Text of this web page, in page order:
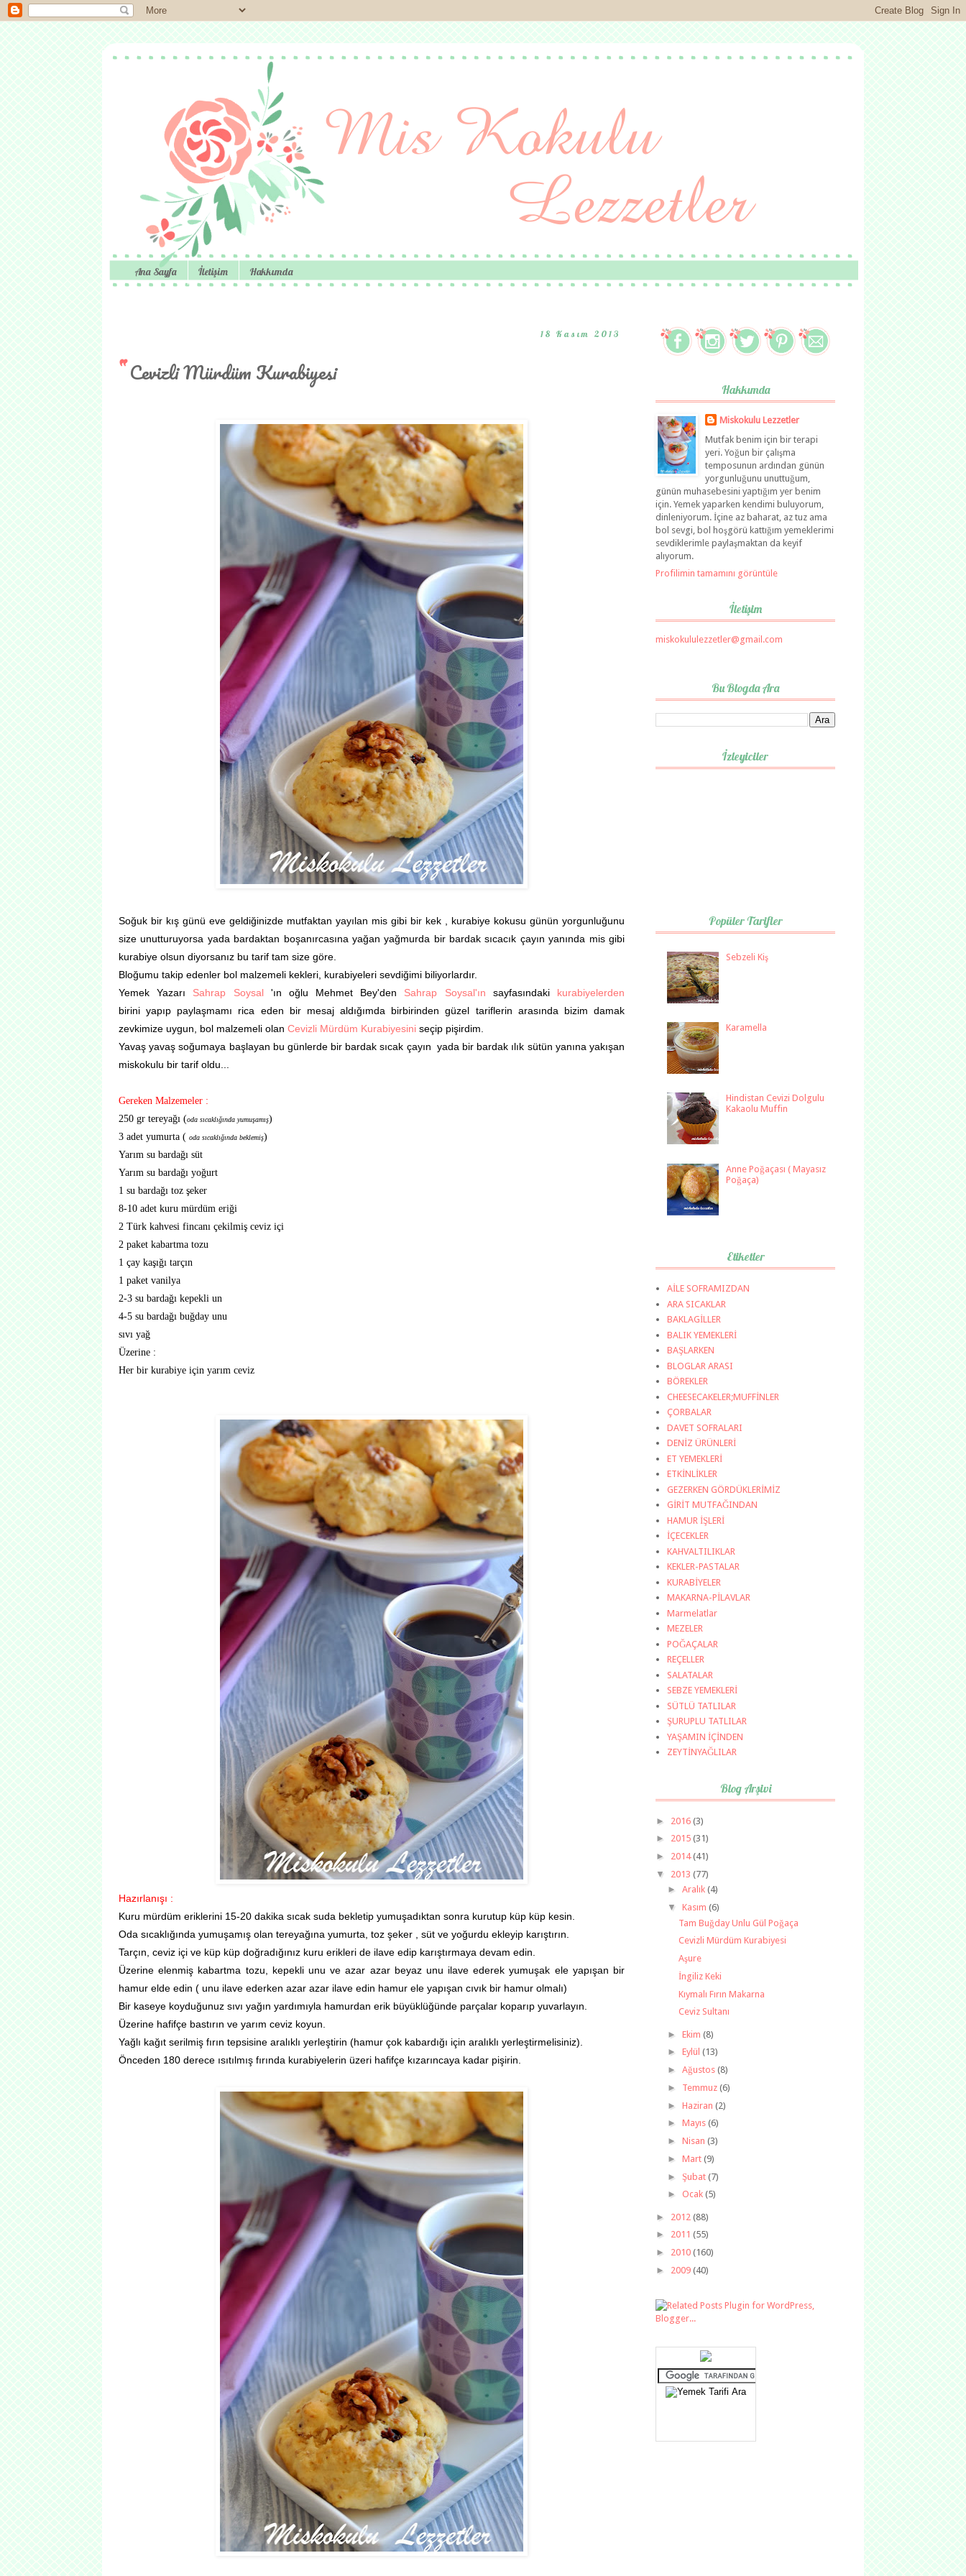
Ana Sayfa İletişim Hakkımda
18 Kasım 2013
Cevizli Mürdüm Kurabiyesi
Soğuk bir kış günü eve geldiğinizde mutfaktan yayılan mis gibi bir kek , kurabiye kokusu günün yorgunluğunu
size unutturuyorsa yada bardaktan boşanırcasına yağan yağmurda bir bardak sıcacık çayın yanında mis gibi
kurabiye olsun diyorsanız bu tarif tam size göre.
Bloğumu takip edenler bol malzemeli kekleri, kurabiyeleri sevdiğimi biliyorlardır.
Yemek Yazarı Sahrap Soysal'ın oğlu Mehmet Bey'den Sahrap Soysal'ın sayfasındaki kurabiyelerden
birini yapıp paylaşmamı rica eden bir mesaj aldığımda birbirinden güzel tariflerin arasında bizim damak
zevkimize uygun, bol malzemeli olan Cevizli Mürdüm Kurabiyesini seçip pişirdim.
Yavaş yavaş soğumaya başlayan bu günlerde bir bardak sıcak çayın yada bir bardak ılık sütün yanına yakışan
miskokulu bir tarif oldu...
Gereken Malzemeler :
250 gr tereyağı (oda sıcaklığında yumuşamış)
3 adet yumurta ( oda sıcaklığında beklemiş)
Yarım su bardağı süt
Yarım su bardağı yoğurt
1 su bardağı toz şeker
8-10 adet kuru mürdüm eriği
2 Türk kahvesi fincanı çekilmiş ceviz içi
2 paket kabartma tozu
1 çay kaşığı tarçın
1 paket vanilya
2-3 su bardağı kepekli un
4-5 su bardağı buğday unu
sıvı yağ
Üzerine :
Her bir kurabiye için yarım ceviz
Hazırlanışı :
Kuru mürdüm eriklerini 15-20 dakika sıcak suda bekletip yumuşadıktan sonra kurutup küp küp kesin.
Oda sıcaklığında yumuşamış olan tereyağına yumurta, toz şeker , süt ve yoğurdu ekleyip karıştırın.
Tarçın, ceviz içi ve küp küp doğradığınız kuru erikleri de ilave edip karıştırmaya devam edin.
Üzerine elenmiş kabartma tozu, kepekli unu ve azar azar beyaz unu ilave ederek yumuşak ele yapışan bir
hamur elde edin ( unu ilave ederken azar azar ilave edin hamur ele yapışan cıvık bir hamur olmalı)
Bir kaseye koyduğunuz sıvı yağın yardımıyla hamurdan erik büyüklüğünde parçalar koparıp yuvarlayın.
Üzerine hafifçe bastırın ve yarım ceviz koyun.
Yağlı kağıt serilmiş fırın tepsisine aralıklı yerleştirin (hamur çok kabardığı için aralıklı yerleştirmelisiniz).
Önceden 180 derece ısıtılmış fırında kurabiyelerin üzeri hafifçe kızarıncaya kadar pişirin.
Hakkımda
Miskokulu Lezzetler
Mutfak benim için bir terapi
yeri. Yoğun bir çalışma
temposunun ardından günün
yorgunluğunu unuttuğum,
günün muhasebesini yaptığım yer benim
için. Yemek yaparken kendimi buluyorum,
dinleniyorum. İçine az baharat, az tuz ama
bol sevgi, bol hoşgörü kattığım yemeklerimi
sevdiklerimle paylaşmaktan da keyif
alıyorum.
Profilimin tamamını görüntüle
İletişim
miskokululezzetler@gmail.com
Bu Blogda Ara
İzleyiciler
Popüler Tarifler
Sebzeli Kiş
Karamella
Hindistan Cevizi Dolgulu
Kakaolu Muffin
Anne Poğaçası ( Mayasız
Poğaça)
Etiketler
AİLE SOFRAMIZDAN
ARA SICAKLAR
BAKLAGİLLER
BALIK YEMEKLERİ
BAŞLARKEN
BLOGLAR ARASI
BÖREKLER
CHEESECAKELER;MUFFİNLER
ÇORBALAR
DAVET SOFRALARI
DENİZ ÜRÜNLERİ
ET YEMEKLERİ
ETKİNLİKLER
GEZERKEN GÖRDÜKLERİMİZ
GİRİT MUTFAĞINDAN
HAMUR İŞLERİ
İÇECEKLER
KAHVALTILIKLAR
KEKLER-PASTALAR
KURABİYELER
MAKARNA-PİLAVLAR
Marmelatlar
MEZELER
POĞAÇALAR
REÇELLER
SALATALAR
SEBZE YEMEKLERİ
SÜTLÜ TATLILAR
ŞURUPLU TATLILAR
YAŞAMIN İÇİNDEN
ZEYTİNYAĞLILAR
Blog Arşivi
► 2016 (3)
► 2015 (31)
► 2014(41)
▼ 2013 (77)
► Aralık (4)
▼ Kasım (6)
Tam Buğday Unlu Gül Poğaça
Cevizli Mürdüm Kurabiyesi
Aşure
İngiliz Keki
Kıymalı Fırın Makarna
Ceviz Sultanı
► Ekim (8)
► Eylül (13)
► Ağustos (8)
► Temmuz (6)
► Haziran (2)
► Mayıs (6)
► Nisan (3)
► Mart (9)
► Şubat (7)
► Ocak (5)
► 2012 (88)
► 2011 (55)
► 2010 (160)
► 2009 (40)